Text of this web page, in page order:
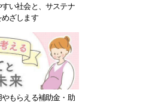
い社会と、サステナ
ざします
もらえる補助金・助